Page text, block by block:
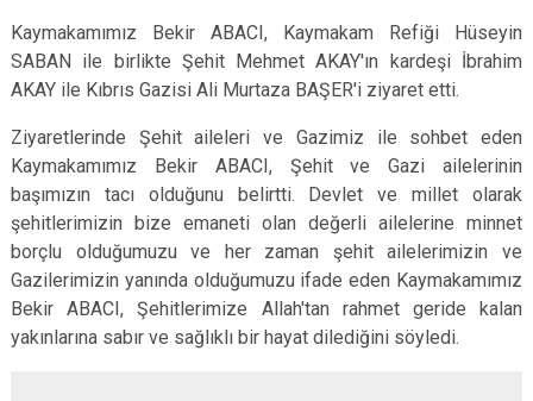
Keçiborlu
Şarkikaraağaç
Yenişarbademli
Aksu
Kaymakamımız Bekir ABACI, Kaymakam Refiği Hüseyin
SABAN ile birlikte Şehit Mehmet AKAY'ın kardeşi İbrahim
AKAY ile Kıbrıs Gazisi Ali Murtaza BAŞER'i ziyaret etti.
Ziyaretlerinde Şehit aileleri ve Gazimiz ile sohbet eden
Kaymakamımız Bekir ABACI, Şehit ve Gazi ailelerinin
başımızın tacı olduğunu belirtti. Devlet ve millet olarak
şehitlerimizin bize emaneti olan değerli ailelerine minnet
borçlu olduğumuzu ve her zaman şehit ailelerimizin ve
Gazilerimizin yanında olduğumuzu ifade eden Kaymakamımız
Bekir ABACI, Şehitlerimize Allah'tan rahmet geride kalan
yakınlarına sabır ve sağlıklı bir hayat dilediğini söyledi.